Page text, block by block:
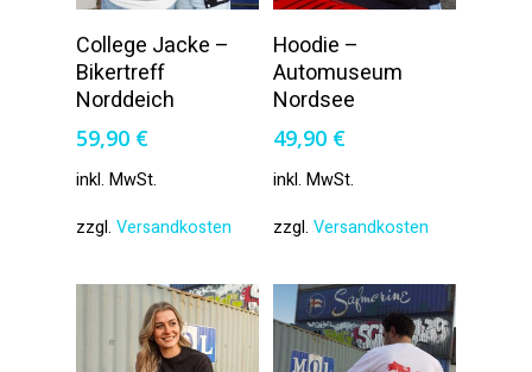
Ausführung
Wählen
College Jacke –
Bikertreff
Norddeich
59,90 €
inkl. MwSt.
zzgl. Versandkosten
Ausführung
Wählen
Hoodie –
Automuseum
Nordsee
49,90 €
inkl. MwSt.
zzgl.Versandkosten